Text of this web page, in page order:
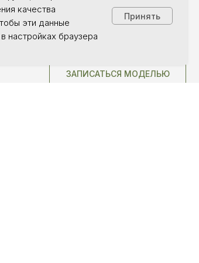
качества
эти данные
настройках браузера
Принять
ЗАПИСАТЬСЯ МОДЕЛЬЮ
КОНСУЛЬТАЦИЯ